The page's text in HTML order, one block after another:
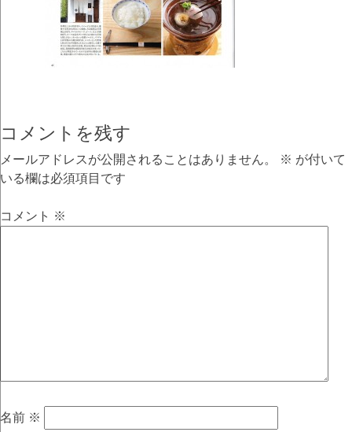
コメントを残す
メールアドレスが公開されることはありません。 ※ が付いて
いる欄は必須項目です
コメント ※
名前 ※